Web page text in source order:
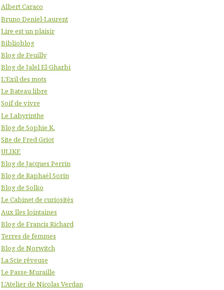
Albert Caraco
Bruno Deniel-Laurent
Lire est un plaisir
Biblioblog
Blog de Feuilly
Blog de Jalel El-Gharbi
L'Exil des mots
Le Bateau libre
Soif de vivre
Le Labyrinthe
Blog de Sophie K.
Site de Fred Griot
ULIKE
Blog de Jacques Perrin
Blog de Raphaël Sorin
Blog de Solko
Le Cabinet de curiosités
Aux îles lointaines
Blog de Francis Richard
Terres de femmes
Blog de Norwitch
La Scie rêveuse
Le Passe-Muraille
L'Atelier de Nicolas Verdan